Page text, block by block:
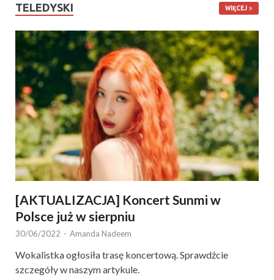
TELEDYSKI WIĘCEJ
[AKTUALIZACJA] Koncert Sunmi w
Polsce już w sierpniu
30/06/2022 - Amanda Nadeem
Wokalistka ogłosiła trasę koncertową. Sprawdźcie
szczegóły w naszym artykule.